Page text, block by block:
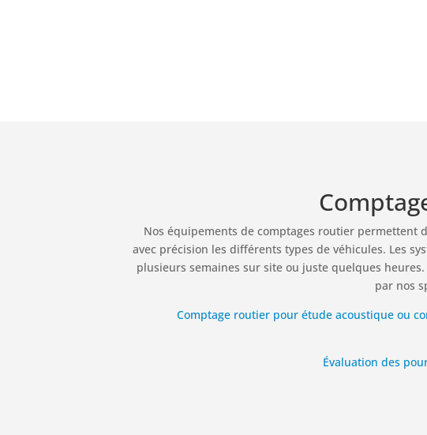
Nos équipements de comptages routier permettent
avec précision les différents types de véhicules. Les
plusieurs semaines sur site ou juste quelques heures.
par nos
Comptage routier pour étude acoustique ou
Évaluation des